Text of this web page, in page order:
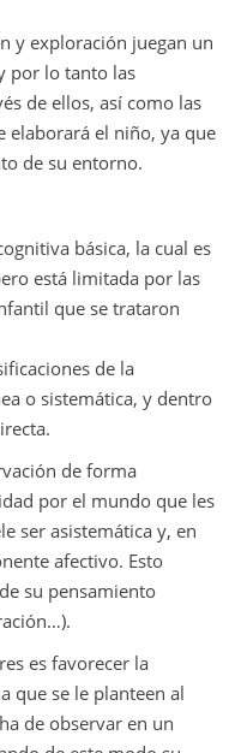
y exploración juegan un
por lo tanto las
de ellos, así como las
elaborará el niño, ya que
de su entorno.
básica, la cual es
está limitada por las
que se trataron
de la
o sistemática, y dentro
de forma
por el mundo que les
ser asistemática y, en
afectivo. Esto
su pensamiento
es favorecer la
que se le planteen al
de observar en un